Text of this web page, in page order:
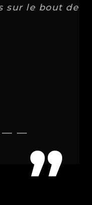
sur le bout de